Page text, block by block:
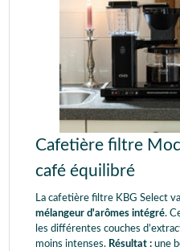
Cafetière filtre
café équilibré
La cafetière filtre KBG Select
mélangeur d'arômes intégré.
les différentes couches
moins intenses. Résultat : une